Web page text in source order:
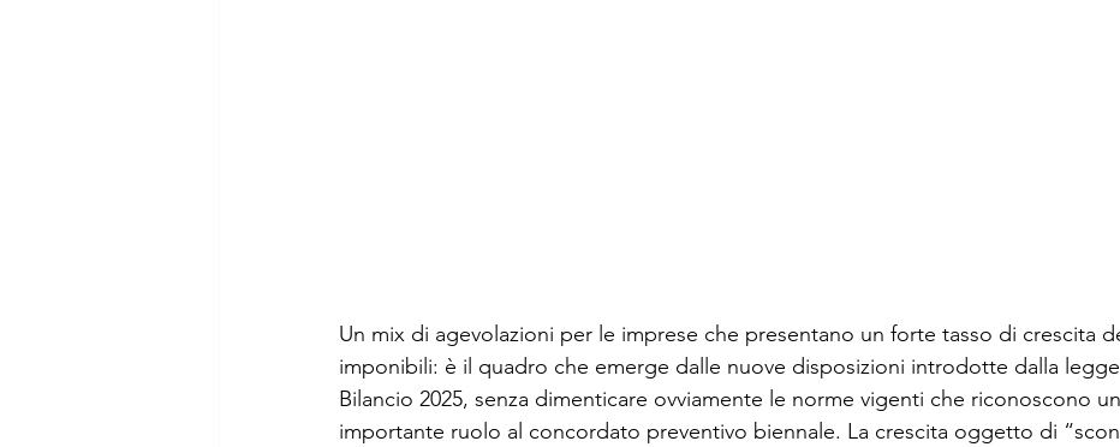
Un mix di agevolazioni per le imprese che presentano un forte tasso di crescita
imponibili: è il quadro che emerge dalle nuove disposizioni introdotte dalla
Bilancio 2025, senza dimenticare ovviamente le norme vigenti che riconoscono un
importante ruolo al concordato preventivo biennale. La crescita oggetto di